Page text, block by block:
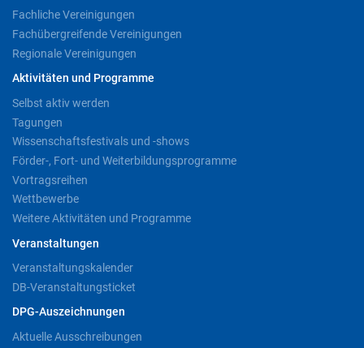
Fachliche Vereinigungen
Fachübergreifende Vereinigungen
Regionale Vereinigungen
Aktivitäten und Programme
Selbst aktiv werden
Tagungen
Wissenschaftsfestivals und -shows
Förder-, Fort- und Weiterbildungsprogramme
Vortragsreihen
Wettbewerbe
Weitere Aktivitäten und Programme
Veranstaltungen
Veranstaltungskalender
DB-Veranstaltungsticket
DPG-Auszeichnungen
Aktuelle Ausschreibungen